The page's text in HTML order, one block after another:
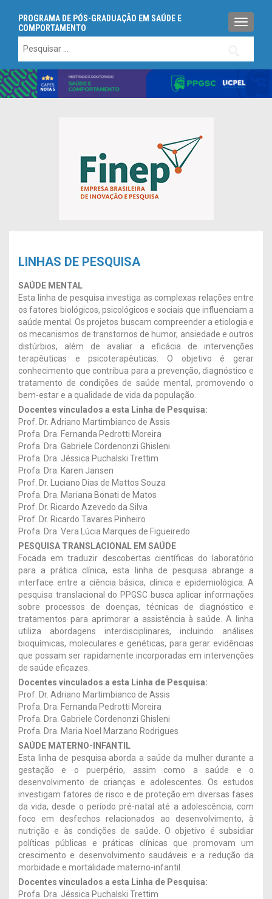
PROGRAMA DE PÓS-GRADUAÇÃO EM SAÚDE E
COMPORTAMENTO
por:
LINHAS DE PESQUISA
SAÚDE MENTAL
Esta linha de pesquisa investiga as complexas relações entre
os fatores biológicos, psicológicos e sociais que influenciam a
saúde mental. Os projetos buscam compreender a etiologia e
os mecanismos de transtornos de humor, ansiedade e outros
distúrbios, além de avaliar a eficácia de intervenções
terapêuticas e psicoterapêuticas. O objetivo é gerar
conhecimento que contribua para a prevenção, diagnóstico e
tratamento de condições de saúde mental, promovendo o
bem-estar e a qualidade de vida da população.
Docentes vinculados a esta Linha de Pesquisa:
Prof. Dr. Adriano Martimbianco de Assis
Profa. Dra. Fernanda Pedrotti Moreira
Profa. Dra. Gabriele Cordenonzi Ghisleni
Profa. Dra. Jéssica Puchalski Trettim
Profa. Dra. Karen Jansen
Prof. Dr. Luciano Dias de Mattos Souza
Profa. Dra. Mariana Bonati de Matos
Prof. Dr. Ricardo Azevedo da Silva
Prof. Dr. Ricardo Tavares Pinheiro
Profa. Dra. Vera Lúcia Marques de Figueiredo
PESQUISA TRANSLACIONAL EM SAÚDE
Focada em traduzir descobertas científicas do laboratório
para a prática clínica, esta linha de pesquisa abrange a
interface entre a ciência básica, clínica e epidemiológica. A
pesquisa translacional do PPGSC busca aplicar informações
sobre processos de doenças, técnicas de diagnóstico e
tratamentos para aprimorar a assistência à saúde. A linha
utiliza abordagens interdisciplinares, incluindo análises
bioquímicas, moleculares e genéticas, para gerar evidências
que possam ser rapidamente incorporadas em intervenções
de saúde eficazes.
Docentes vinculados a esta Linha de Pesquisa:
Prof. Dr. Adriano Martimbianco de Assis
Profa. Dra. Fernanda Pedrotti Moreira
Profa. Dra. Gabriele Cordenonzi Ghisleni
Profa. Dra. Maria Noel Marzano Rodrigues
SAÚDE MATERNO-INFANTIL
Esta linha de pesquisa aborda a saúde da mulher durante a
gestação e o puerpério, assim como a saúde e o
desenvolvimento de crianças e adolescentes. Os estudos
investigam fatores de risco e de proteção em diversas fases
da vida, desde o período pré-natal até a adolescência, com
foco em desfechos relacionados ao desenvolvimento, à
nutrição e às condições de saúde. O objetivo é subsidiar
políticas públicas e práticas clínicas que promovam um
crescimento e desenvolvimento saudáveis e a redução da
morbidade e mortalidade materno-infantil.
Docentes vinculados a esta Linha de Pesquisa:
Profa. Dra. Jéssica Puchalski Trettim